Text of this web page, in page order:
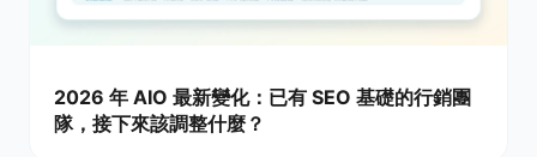
2026 年 AIO 最新變化：已有 SEO 基礎的行銷團
隊，接下來該調整什麼？